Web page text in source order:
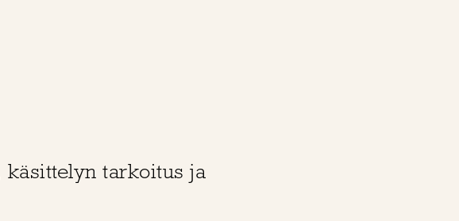
tarkoitus ja